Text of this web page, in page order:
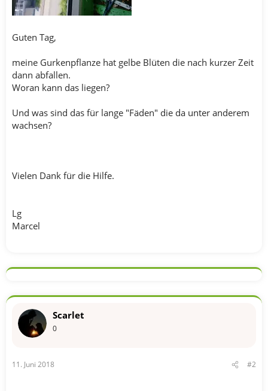
Guten Tag,
meine Gurkenpflanze hat gelbe Blüten die nach kurzer Zeit
dann abfallen.
Woran kann das liegen?
Und was sind das für lange "Fäden" die da unter anderem
wachsen?
Vielen Dank für die Hilfe.
Lg
Marcel
Scarlet
0
11. Juni 2018 #2